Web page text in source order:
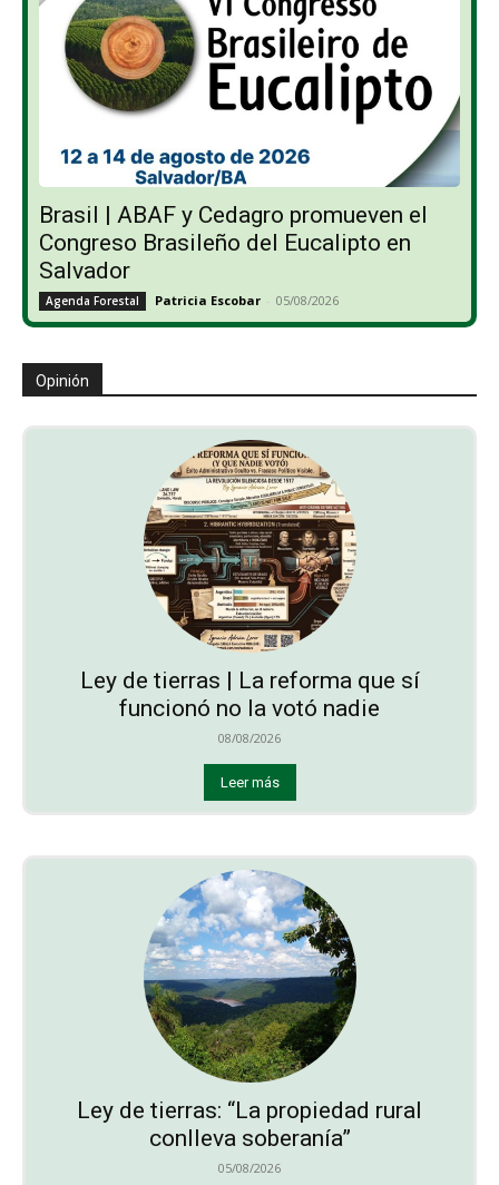
Brasil | ABAF y Cedagro promueven el
Congreso Brasileño del Eucalipto en
Salvador
Agenda Forestal Patricia Escobar - 05/08/2026
Opinión
Ley de tierras | La reforma que sí
funcionó no la votó nadie
08/08/2026
Leer más
Ley de tierras: “La propiedad rural
conlleva soberanía”
05/08/2026